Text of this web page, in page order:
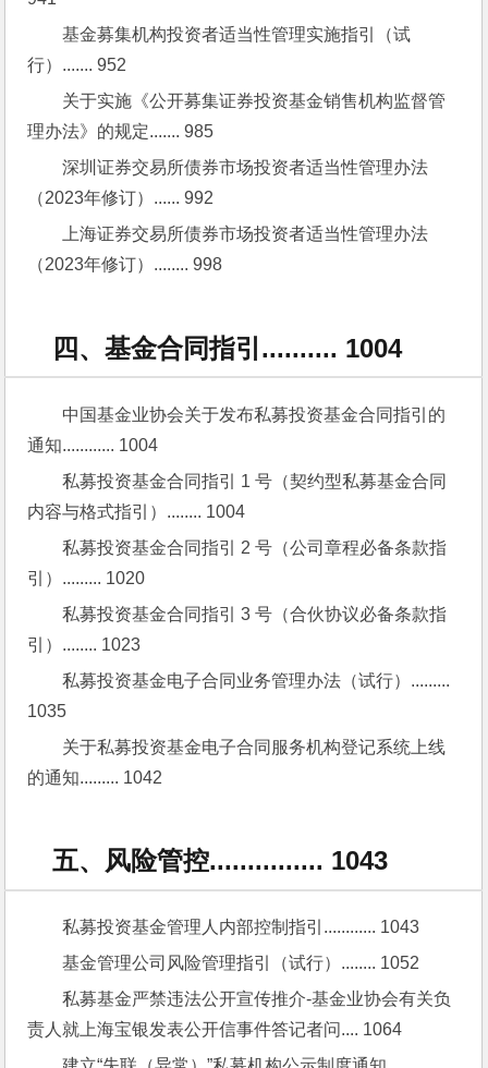
基金募集机构投资者适当性管理实施指引（试
行）....... 952
关于实施《公开募集证券投资基金销售机构监督管
理办法》的规定....... 985
深圳证券交易所债券市场投资者适当性管理办法
（2023年修订）...... 992
上海证券交易所债券市场投资者适当性管理办法
（2023年修订）........ 998
四、基金合同指引.......... 1004
中国基金业协会关于发布私募投资基金合同指引的
通知............ 1004
私募投资基金合同指引 1 号（契约型私募基金合同
内容与格式指引）........ 1004
私募投资基金合同指引 2 号（公司章程必备条款指
引）......... 1020
私募投资基金合同指引 3 号（合伙协议必备条款指
引）........ 1023
私募投资基金电子合同业务管理办法（试行）.........
1035
关于私募投资基金电子合同服务机构登记系统上线
的通知......... 1042
五、风险管控............... 1043
私募投资基金管理人内部控制指引............ 1043
基金管理公司风险管理指引（试行）........ 1052
私募基金严禁违法公开宣传推介-基金业协会有关负
责人就上海宝银发表公开信事件答记者问.... 1064